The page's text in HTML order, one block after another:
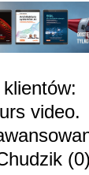
video.
(0)